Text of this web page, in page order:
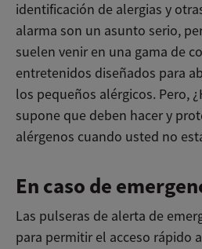
identificación de alergias y
alarma son un asunto serio,
suelen venir en una gama de
entretenidos diseñados para
los pequeños alérgicos. Pero,
supone que deben hacer y
alérgenos cuando usted no
En caso de
Las pulseras de alerta de
para permitir el acceso rápido